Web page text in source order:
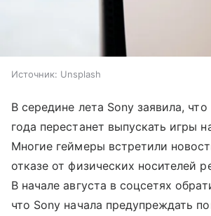
Источник: Unsplash
В середине лета Sony заявила,
года перестанет выпускать игры
Многие геймеры встретили
отказе от физических носителей
В начале августа в соцсетях
что Sony начала предупреждать